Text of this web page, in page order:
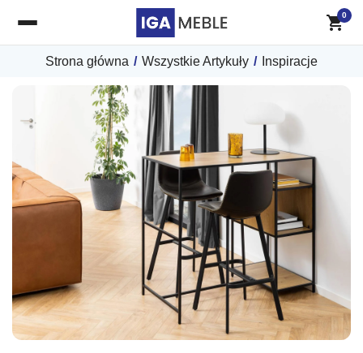
Strona główna / Wszystkie Artykuły / Inspiracje
0